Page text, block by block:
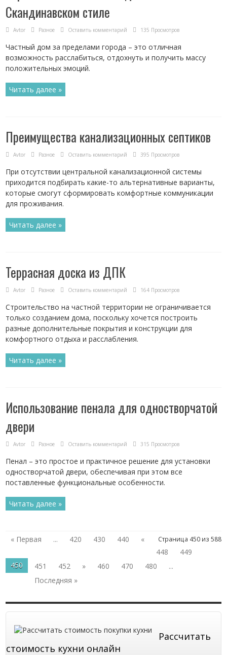
Скандинавском стиле
Avtor Разное Оставить комментарий 135 Просмотров
Частный дом за пределами города – это отличная
возможность расслабиться, отдохнуть и получить массу
положительных эмоций.
Читать далее »
Преимущества канализационных септиков
Avtor Разное Оставить комментарий 395 Просмотров
При отсутствии центральной канализационной системы
приходится подбирать какие-то альтернативные варианты,
которые смогут сформировать комфортные коммуникации
для проживания.
Читать далее »
Террасная доска из ДПК
Avtor Разное Оставить комментарий 164 Просмотров
Строительство на частной территории не ограничивается
только созданием дома, поскольку хочется построить
разные дополнительные покрытия и конструкции для
комфортного отдыха и расслабления.
Читать далее »
Использование пенала для одностворчатой
двери
Avtor Разное Оставить комментарий 315 Просмотров
Пенал – это простое и практичное решение для установки
одностворчатой двери, обеспечивая при этом все
поставленные функциональные особенности.
Читать далее »
Страница 450 из 588
« Первая ... 420 430 440
«
448
449
450
451 452 » 460 470 480
...
Последняя »
Рассчитать
стоимость кухни онлайн